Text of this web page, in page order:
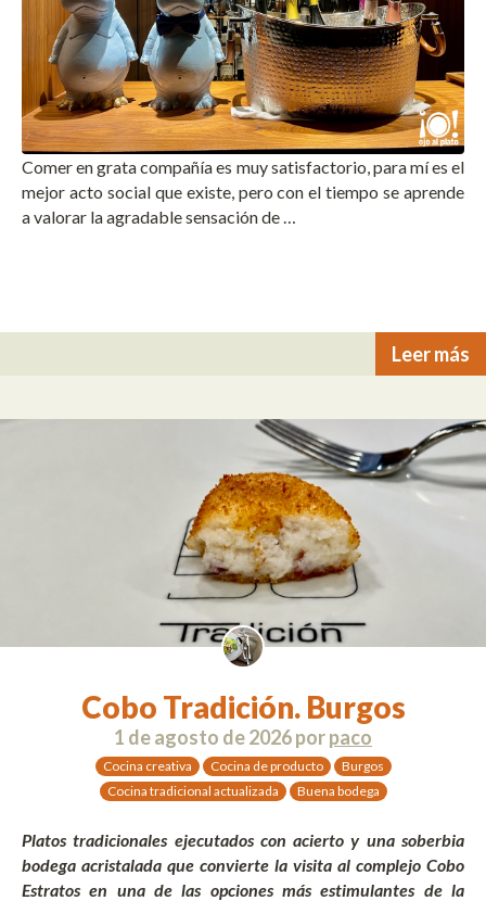
Comer en grata compañía es muy satisfactorio, para mí es el
mejor acto social que existe, pero con el tiempo se aprende
a valorar la agradable sensación de …
Leer más
Cobo Tradición. Burgos
1 de agosto de 2026porpaco
Cocina creativa Cocina de producto
Burgos
Cocina tradicional actualizada
Buena bodega
Platos tradicionales ejecutados con acierto y una soberbia
bodega acristalada que convierte la visita al complejo Cobo
Estratos en una de las opciones más estimulantes de la